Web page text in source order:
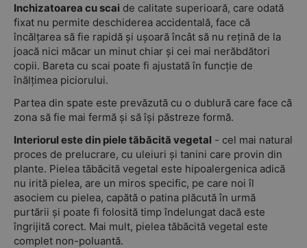
Inchizatoarea cu scai de calitate superioară, care odată
fixat nu permite deschiderea accidentală, face că
încălțarea să fie rapidă și ușoară încât să nu rețină de la
joacă nici măcar un minut chiar și cei mai nerăbdători
copii. Bareta cu scai poate fi ajustată în funcție de
înălțimea piciorului.
Partea din spate este prevăzută cu o dublură care face că
zona să fie mai fermă și să își păstreze formă.
Interiorul este din piele tăbăcită vegetal - cel mai natural
proces de prelucrare, cu uleiuri și tanini care provin din
plante. Pielea tăbăcită vegetal este hipoalergenica adică
nu irită pielea, are un miros specific, pe care noi îl
asociem cu pielea, capătă o patina plăcută în urmă
purtării și poate fi folosită timp îndelungat dacă este
îngrijită corect. Mai mult, pielea tăbăcită vegetal este
complet non-poluantă.